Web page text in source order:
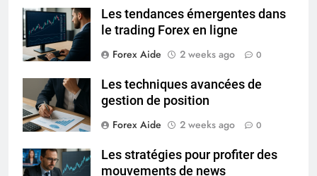
Les tendances émergentes dans
le trading Forex en ligne
Forex Aide
2 weeks ago 0
Les techniques avancées de
gestion de position
Forex Aide
2 weeks ago 0
Les stratégies pour profiter des
mouvements de news